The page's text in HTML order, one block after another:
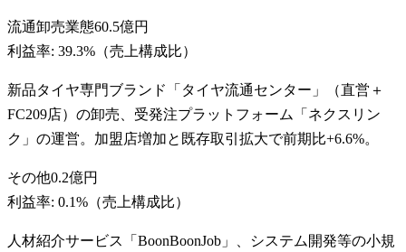
流通卸売業態60.5億円
利益率: 39.3%（売上構成比）
新品タイヤ専門ブランド「タイヤ流通センター」（直営＋
FC209店）の卸売、受発注プラットフォーム「ネクスリン
ク」の運営。加盟店増加と既存取引拡大で前期比+6.6%。
その他0.2億円
利益率: 0.1%（売上構成比）
人材紹介サービス「BoonBoonJob」、システム開発等の小規